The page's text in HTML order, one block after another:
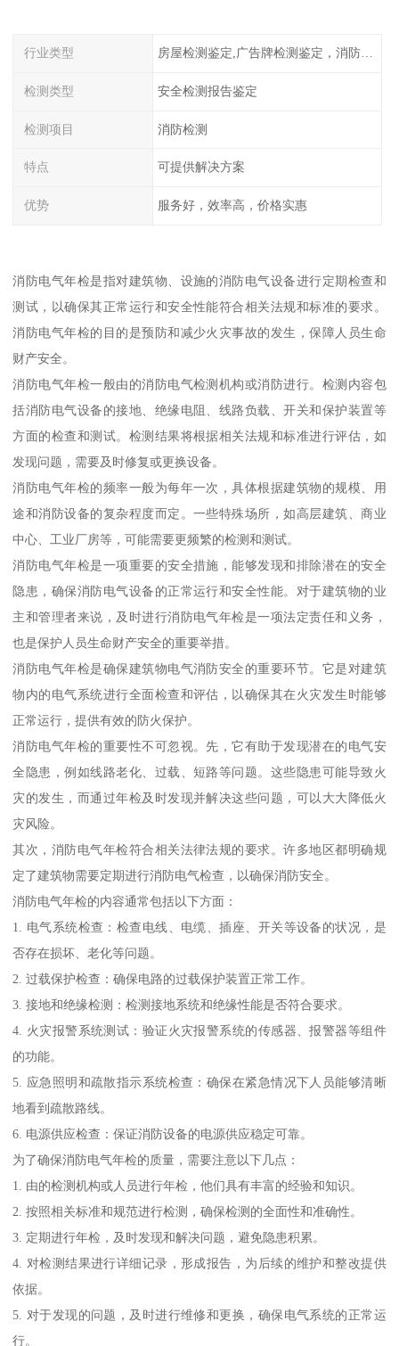
行业类型 房屋检测鉴定,广告牌检测鉴定，消防检测
检测类型 安全检测报告鉴定
检测项目 消防检测
特点 可提供解决方案
优势 服务好，效率高，价格实惠
消防电气年检是指对建筑物、设施的消防电气设备进行定期检查和
测试，以确保其正常运行和安全性能符合相关法规和标准的要求。
消防电气年检的目的是预防和减少火灾事故的发生，保障人员生命
财产安全。
消防电气年检一般由的消防电气检测机构或消防进行。检测内容包
括消防电气设备的接地、绝缘电阻、线路负载、开关和保护装置等
方面的检查和测试。检测结果将根据相关法规和标准进行评估，如
发现问题，需要及时修复或更换设备。
消防电气年检的频率一般为每年一次，具体根据建筑物的规模、用
途和消防设备的复杂程度而定。一些特殊场所，如高层建筑、商业
中心、工业厂房等，可能需要更频繁的检测和测试。
消防电气年检是一项重要的安全措施，能够发现和排除潜在的安全
隐患，确保消防电气设备的正常运行和安全性能。对于建筑物的业
主和管理者来说，及时进行消防电气年检是一项法定责任和义务，
也是保护人员生命财产安全的重要举措。
消防电气年检是确保建筑物电气消防安全的重要环节。它是对建筑
物内的电气系统进行全面检查和评估，以确保其在火灾发生时能够
正常运行，提供有效的防火保护。
消防电气年检的重要性不可忽视。先，它有助于发现潜在的电气安
全隐患，例如线路老化、过载、短路等问题。这些隐患可能导致火
灾的发生，而通过年检及时发现并解决这些问题，可以大大降低火
灾风险。
其次，消防电气年检符合相关法律法规的要求。许多地区都明确规
定了建筑物需要定期进行消防电气检查，以确保消防安全。
消防电气年检的内容通常包括以下方面：
1. 电气系统检查：检查电线、电缆、插座、开关等设备的状况，是
否存在损坏、老化等问题。
2. 过载保护检查：确保电路的过载保护装置正常工作。
3. 接地和绝缘检测：检测接地系统和绝缘性能是否符合要求。
4. 火灾报警系统测试：验证火灾报警系统的传感器、报警器等组件
的功能。
5. 应急照明和疏散指示系统检查：确保在紧急情况下人员能够清晰
地看到疏散路线。
6. 电源供应检查：保证消防设备的电源供应稳定可靠。
为了确保消防电气年检的质量，需要注意以下几点：
1. 由的检测机构或人员进行年检，他们具有丰富的经验和知识。
2. 按照相关标准和规范进行检测，确保检测的全面性和准确性。
3. 定期进行年检，及时发现和解决问题，避免隐患积累。
4. 对检测结果进行详细记录，形成报告，为后续的维护和整改提供
依据。
5. 对于发现的问题，及时进行维修和更换，确保电气系统的正常运
行。